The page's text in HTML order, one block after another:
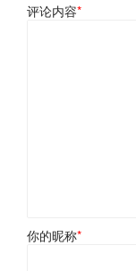
评论内容*
你的昵称*